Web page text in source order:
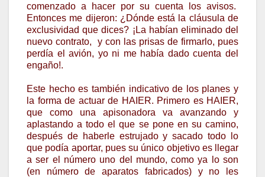
comenzado a hacer por su cuenta los avisos.
Entonces me dijeron: ¿Dónde está la cláusula de
exclusividad que dices? ¡La habían eliminado del
nuevo contrato, y con las prisas de firmarlo, pues
perdía el avión, yo ni me había dado cuenta del
engaño!.
Este hecho es también indicativo de los planes y
la forma de actuar de HAIER. Primero es HAIER,
que como una apisonadora va avanzando y
aplastando a todo el que se pone en su camino,
después de haberle estrujado y sacado todo lo
que podía aportar, pues su único objetivo es llegar
a ser el número uno del mundo, como ya lo son
(en número de aparatos fabricados) y no les